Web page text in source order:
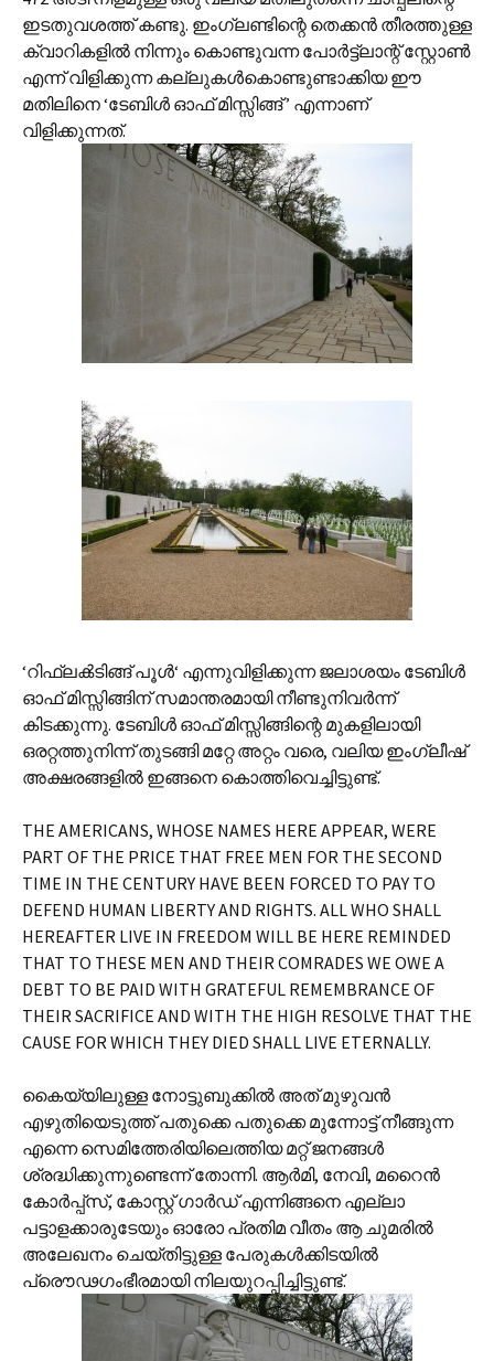
ഇടതുവശത്ത് കണ്ടു. ഇംഗ്ലണ്ടിന്റെ തെക്കന്‍ തീരത്തുള്ള
ക്വാറികളില്‍ നിന്നും കൊണ്ടുവന്ന പോര്‍ട്ട്‌ലാന്റ് സ്റ്റോണ്‍
എന്ന് വിളിക്കുന്ന കല്ലുകള്‍കൊണ്ടുണ്ടാക്കിയ ഈ
മതിലിനെ ‘ടേബിള്‍ ഓഫ് മിസ്സിങ്ങ് ’ എന്നാണ്
വിളിക്കുന്നത്.
‘റിഫ്ലക്‍ടിങ്ങ് പൂള്‍‘ എന്നുവിളിക്കുന്ന ജലാശയം ടേബിള്‍‍
ഓഫ് മിസ്സിങ്ങിന് സമാന്തരമായി നീണ്ടുനിവര്‍ന്ന്
കിടക്കുന്നു. ടേബിള്‍ ഓഫ് മിസ്സിങ്ങിന്റെ മുകളിലായി
ഒരറ്റത്തുനിന്ന് തുടങ്ങി മറ്റേ അറ്റം വരെ, വലിയ ഇംഗ്ലീഷ്
അക്ഷരങ്ങളില്‍ ഇങ്ങനെ കൊത്തിവെച്ചിട്ടുണ്ട്.
THE AMERICANS, WHOSE NAMES HERE APPEAR, WERE
PART OF THE PRICE THAT FREE MEN FOR THE SECOND
TIME IN THE CENTURY HAVE BEEN FORCED TO PAY TO
DEFEND HUMAN LIBERTY AND RIGHTS. ALL WHO SHALL
HEREAFTER LIVE IN FREEDOM WILL BE HERE REMINDED
THAT TO THESE MEN AND THEIR COMRADES WE OWE A
DEBT TO BE PAID WITH GRATEFUL REMEMBRANCE OF
THEIR SACRIFICE AND WITH THE HIGH RESOLVE THAT THE
CAUSE FOR WHICH THEY DIED SHALL LIVE ETERNALLY.
കൈയ്യിലുള്ള നോട്ടുബുക്കില്‍‍ അത് മുഴുവന്‍
എഴുതിയെടുത്ത് പതുക്കെ പതുക്കെ മുന്നോട്ട് നീങ്ങുന്ന
എന്നെ സെമിത്തേരിയിലെത്തിയ മറ്റ് ജനങ്ങള്‍
ശ്രദ്ധിക്കുന്നുണ്ടെന്ന് തോന്നി. ആര്‍മി, നേവി, മറൈന്‍
കോര്‍പ്പ്‌സ്, കോസ്റ്റ് ഗാര്‍ഡ് എന്നിങ്ങനെ എല്ലാ
പട്ടാളക്കാരുടേയും ഓരോ പ്രതിമ വീതം ആ ചുമരില്‍
അലേഖനം ചെയ്തിട്ടുള്ള പേരുകള്‍ക്കിടയില്‍
പ്രൌഢഗംഭീരമായി നിലയുറപ്പിച്ചിട്ടുണ്ട്.